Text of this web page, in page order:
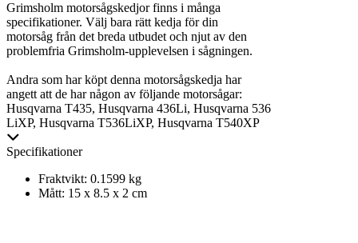
Grimsholm motorsågskedjor finns i många
specifikationer. Välj bara rätt kedja för din
motorsåg från det breda utbudet och njut av den
problemfria Grimsholm-upplevelsen i sågningen.
Andra som har köpt denna motorsågskedja har
angett att de har någon av följande motorsågar:
Husqvarna T435, Husqvarna 436Li, Husqvarna 536
LiXP, Husqvarna T536LiXP, Husqvarna T540XP
Specifikationer
Fraktvikt: 0.1599 kg
Mått: 15 x 8.5 x 2 cm